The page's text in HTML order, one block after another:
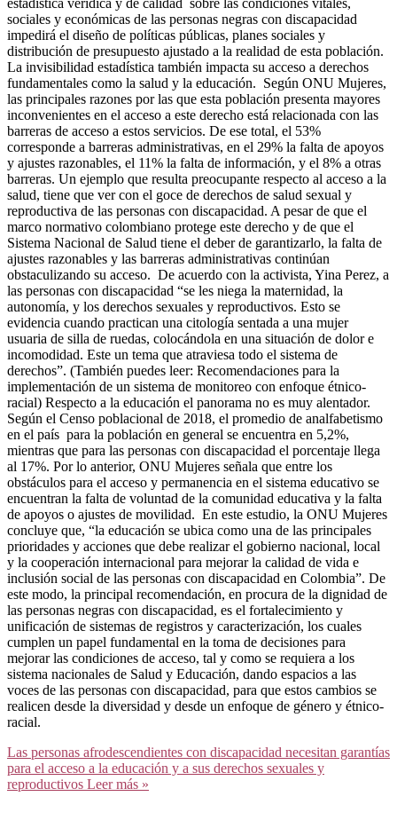
estadística verídica y de calidad sobre las condiciones vitales,
sociales y económicas de las personas negras con discapacidad
impedirá el diseño de políticas públicas, planes sociales y
distribución de presupuesto ajustado a la realidad de esta población.
La invisibilidad estadística también impacta su acceso a derechos
fundamentales como la salud y la educación. Según ONU Mujeres,
las principales razones por las que esta población presenta mayores
inconvenientes en el acceso a este derecho está relacionada con las
barreras de acceso a estos servicios. De ese total, el 53%
corresponde a barreras administrativas, en el 29% la falta de apoyos
y ajustes razonables, el 11% la falta de información, y el 8% a otras
barreras. Un ejemplo que resulta preocupante respecto al acceso a la
salud, tiene que ver con el goce de derechos de salud sexual y
reproductiva de las personas con discapacidad. A pesar de que el
marco normativo colombiano protege este derecho y de que el
Sistema Nacional de Salud tiene el deber de garantizarlo, la falta de
ajustes razonables y las barreras administrativas continúan
obstaculizando su acceso. De acuerdo con la activista, Yina Perez, a
las personas con discapacidad “se les niega la maternidad, la
autonomía, y los derechos sexuales y reproductivos. Esto se
evidencia cuando practican una citología sentada a una mujer
usuaria de silla de ruedas, colocándola en una situación de dolor e
incomodidad. Este un tema que atraviesa todo el sistema de
derechos”. (También puedes leer: Recomendaciones para la
implementación de un sistema de monitoreo con enfoque étnico-
racial) Respecto a la educación el panorama no es muy alentador.
Según el Censo poblacional de 2018, el promedio de analfabetismo
en el país para la población en general se encuentra en 5,2%,
mientras que para las personas con discapacidad el porcentaje llega
al 17%. Por lo anterior, ONU Mujeres señala que entre los
obstáculos para el acceso y permanencia en el sistema educativo se
encuentran la falta de voluntad de la comunidad educativa y la falta
de apoyos o ajustes de movilidad. En este estudio, la ONU Mujeres
concluye que, “la educación se ubica como una de las principales
prioridades y acciones que debe realizar el gobierno nacional, local
y la cooperación internacional para mejorar la calidad de vida e
inclusión social de las personas con discapacidad en Colombia”. De
este modo, la principal recomendación, en procura de la dignidad de
las personas negras con discapacidad, es el fortalecimiento y
unificación de sistemas de registros y caracterización, los cuales
cumplen un papel fundamental en la toma de decisiones para
mejorar las condiciones de acceso, tal y como se requiera a los
sistema nacionales de Salud y Educación, dando espacios a las
voces de las personas con discapacidad, para que estos cambios se
realicen desde la diversidad y desde un enfoque de género y étnico-
racial.
Las personas afrodescendientes con discapacidad necesitan garantías
para el acceso a la educación y a sus derechos sexuales y
reproductivos Leer más »